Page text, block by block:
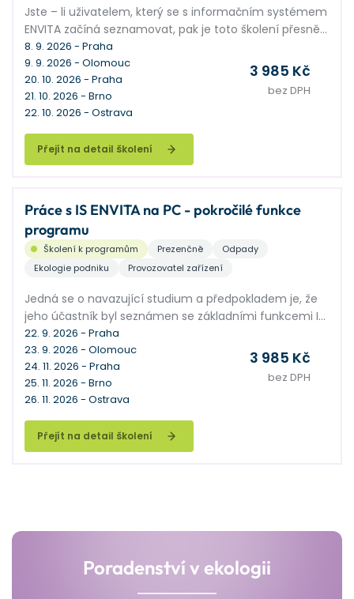
Jste – li uživatelem, který se s informačním systémem
ENVITA začíná seznamovat, pak je toto školení přesně
pro vás.
Přejít na detail školení
8. 9. 2026 - Praha
9. 9. 2026 - Olomouc
20. 10. 2026 - Praha
21. 10. 2026 - Brno
22. 10. 2026 - Ostrava
3 985 Kč
bez DPH
Práce s IS ENVITA na PC - pokročilé funkce
programu
Školení k programům Prezenčně
Odpady
Ekologie podniku
Provozovatel zařízení
Jedná se o navazující studium a předpokladem je, že
jeho účastník byl seznámen se základními funkcemi IS
ENVITA. Seminář je zaměřen na podrobné vysvětlení
práce s IS ENVITA pro jeho pokročilé uživatele. Společně
probereme pokročilé funkce v agendách Subjekty a
Odpady, vysvětlíme hromadné operace a mnoho
dalších nadstavbových funkcí, kterými se naučíte
využívat ENVITU na maximum.
Přejít na detail školení
22. 9. 2026 - Praha
23. 9. 2026 - Olomouc
24. 11. 2026 - Praha
25. 11. 2026 - Brno
26. 11. 2026 - Ostrava
3 985 Kč
bez DPH
Poradenství v ekologii